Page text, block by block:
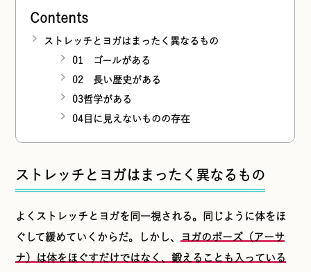
Contents
ストレッチとヨガはまったく異なるもの
01 ゴールがある
02 長い歴史がある
03哲学がある
04目に見えないものの存在
ストレッチとヨガはまったく異なるもの
よくストレッチとヨガを同一視される。同じように体をほ
ぐして緩めていくからだ。しかし、
ヨガのポーズ（アーサ
ナ）は体をほぐすだけではなく、鍛えることも入っている